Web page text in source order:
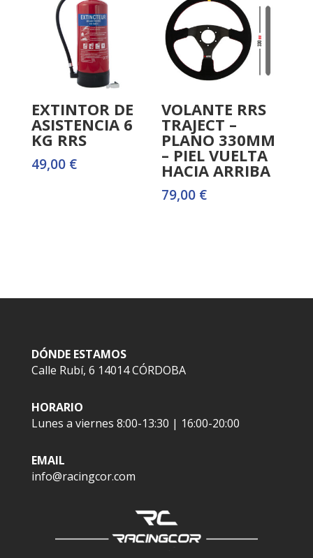
EXTINTOR DE
ASISTENCIA 6
KG RRS
49,00 €
VOLANTE RRS
TRAJECT –
PLANO 330MM
– PIEL VUELTA
HACIA ARRIBA
79,00 €
DÓNDE ESTAMOS
Calle Rubí, 6 14014 CÓRDOBA
HORARIO
Lunes a viernes 8:00-13:30 | 16:00-20:00
EMAIL
info@racingcor.com